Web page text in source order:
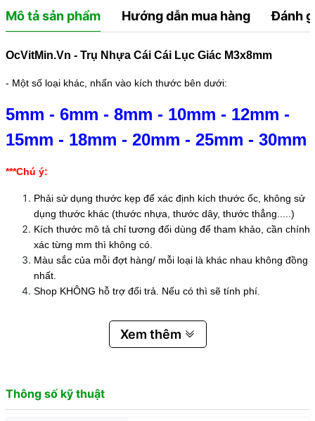
Mô tả sản phẩm Hướng dẫn mua hàng Đánh
OcVitMin.Vn - Trụ Nhựa Cái Cái Lục Giác M3x8mm
- Một số loại khác, nhấn vào kích thước bên dưới:
5mm - 6mm - 8mm - 10mm - 12mm -
15mm - 18mm - 20mm - 25mm - 30mm
***Chú ý:
Phải sử dụng thước kẹp để xác định kích thước ốc, không sử
dụng thước khác (thước nhựa, thước dây, thước thẳng.....)
Kích thước mô tả chỉ tương đối dùng để tham khảo, cần chính
xác từng mm thì không có.
Màu sắc của mỗi đợt hàng/ mỗi loại là khác nhau không đồng
nhất.
Shop KHÔNG hỗ trợ đổi trả. Nếu có thì sẽ tính phí.
Xem thêm
Thông số kỹ thuật